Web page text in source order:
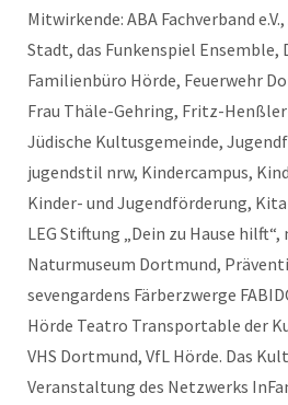
Mitwirkende: ABA Fachverband
Stadt, das Funkenspiel Ensemble,
Familienbüro Hörde, Feuerwehr
Frau Thäle-Gehring, Fritz-
Jüdische Kultusgemeinde,
jugendstil nrw, Kindercampus,
Kinder- und Jugendförderung,
LEG Stiftung „Dein zu Hause
Naturmuseum Dortmund,
sevengardens Färberzwerge
Hörde Teatro Transportable der
VHS Dortmund, VfL Hörde. Das
Veranstaltung des Netzwerks